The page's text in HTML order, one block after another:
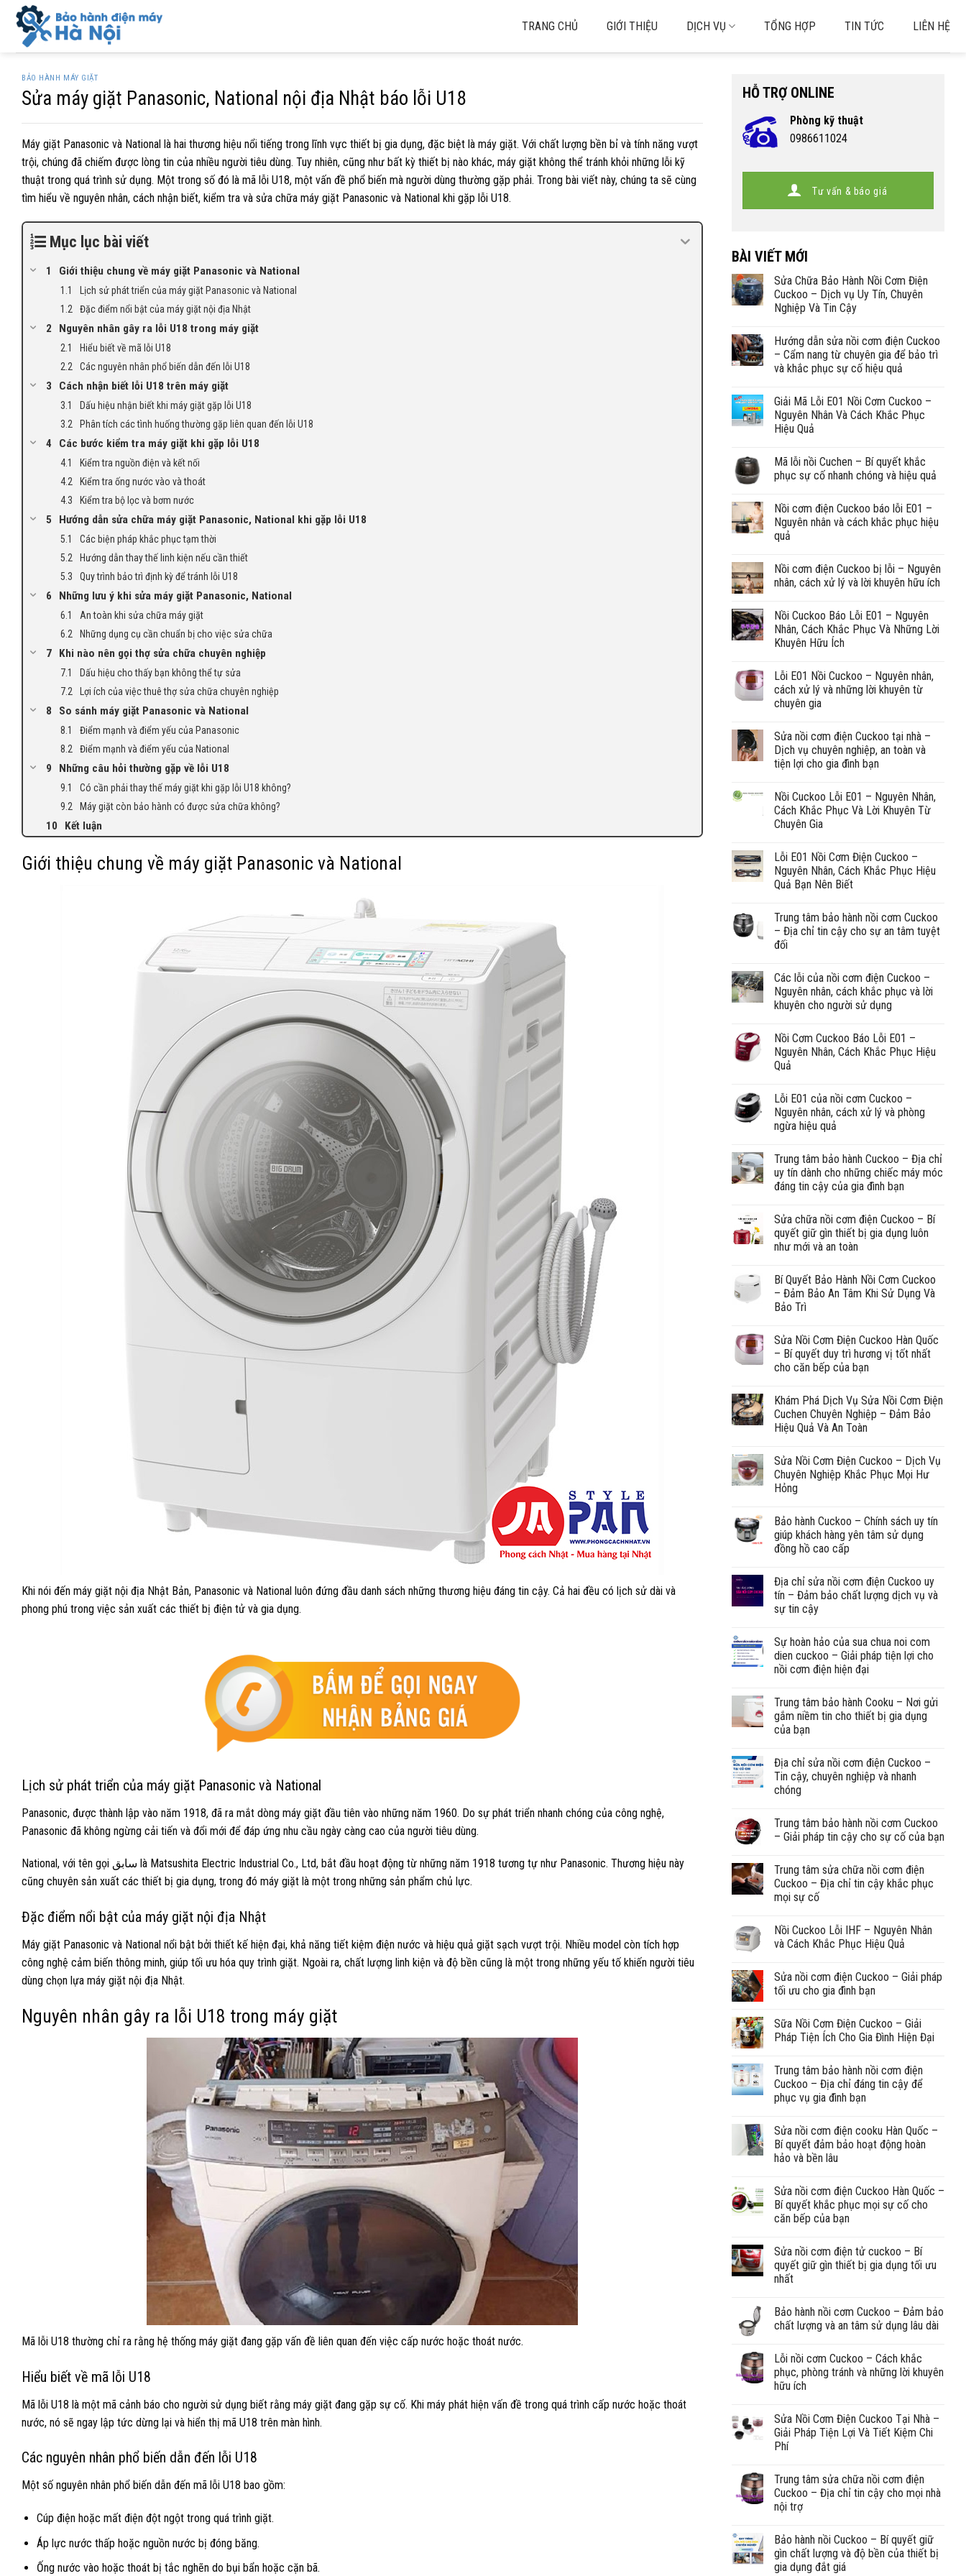
Skip
content
TRANG CHỦ GIỚI THIỆU DỊCH VỤ TỔNG HỢP TIN TỨC LIÊN HỆ
BẢO HÀNH MÁY GIẶT
Sửa máy giặt Panasonic, National nội địa Nhật báo lỗi U18
Máy giặt Panasonic và National là hai thương hiệu nổi tiếng trong lĩnh vực thiết bị gia dụng, đặc biệt là máy giặt. Với chất lượng bền bỉ và tính năng vượt
trội, chúng đã chiếm được lòng tin của nhiều người tiêu dùng. Tuy nhiên, cũng như bất kỳ thiết bị nào khác, máy giặt không thể tránh khỏi những lỗi kỹ
thuật trong quá trình sử dụng. Một trong số đó là mã lỗi U18, một vấn đề phổ biến mà người dùng thường gặp phải. Trong bài viết này, chúng ta sẽ cùng
tìm hiểu về nguyên nhân, cách nhận biết, kiểm tra và sửa chữa máy giặt Panasonic và National khi gặp lỗi U18.
Mục lục bài viết
Giới thiệu chung về máy giặt Panasonic và National
Lịch sử phát triển của máy giặt Panasonic và National
Đặc điểm nổi bật của máy giặt nội địa Nhật
Nguyên nhân gây ra lỗi U18 trong máy giặt
Hiểu biết về mã lỗi U18
Các nguyên nhân phổ biến dẫn đến lỗi U18
Cách nhận biết lỗi U18 trên máy giặt
Dấu hiệu nhận biết khi máy giặt gặp lỗi U18
Phân tích các tình huống thường gặp liên quan đến lỗi U18
Các bước kiểm tra máy giặt khi gặp lỗi U18
Kiểm tra nguồn điện và kết nối
Kiểm tra ống nước vào và thoát
Kiểm tra bộ lọc và bơm nước
Hướng dẫn sửa chữa máy giặt Panasonic, National khi gặp lỗi U18
Các biện pháp khắc phục tạm thời
Hướng dẫn thay thế linh kiện nếu cần thiết
Quy trình bảo trì định kỳ để tránh lỗi U18
Những lưu ý khi sửa máy giặt Panasonic, National
An toàn khi sửa chữa máy giặt
Những dụng cụ cần chuẩn bị cho việc sửa chữa
Khi nào nên gọi thợ sửa chữa chuyên nghiệp
Dấu hiệu cho thấy bạn không thể tự sửa
Lợi ích của việc thuê thợ sửa chữa chuyên nghiệp
So sánh máy giặt Panasonic và National
Điểm mạnh và điểm yếu của Panasonic
Điểm mạnh và điểm yếu của National
Những câu hỏi thường gặp về lỗi U18
Có cần phải thay thế máy giặt khi gặp lỗi U18 không?
Máy giặt còn bảo hành có được sửa chữa không?
Kết luận
Giới thiệu chung về máy giặt Panasonic và National
Khi nói đến máy giặt nội địa Nhật Bản, Panasonic và National luôn đứng đầu danh sách những thương hiệu đáng tin cậy. Cả hai đều có lịch sử dài và
phong phú trong việc sản xuất các thiết bị điện tử và gia dụng.
Lịch sử phát triển của máy giặt Panasonic và National
Panasonic, được thành lập vào năm 1918, đã ra mắt dòng máy giặt đầu tiên vào những năm 1960. Do sự phát triển nhanh chóng của công nghệ,
Panasonic đã không ngừng cải tiến và đổi mới để đáp ứng nhu cầu ngày càng cao của người tiêu dùng.
National, với tên gọi سابق là Matsushita Electric Industrial Co., Ltd, bắt đầu hoạt động từ những năm 1918 tương tự như Panasonic. Thương hiệu này
cũng chuyên sản xuất các thiết bị gia dụng, trong đó máy giặt là một trong những sản phẩm chủ lực.
Đặc điểm nổi bật của máy giặt nội địa Nhật
Máy giặt Panasonic và National nổi bật bởi thiết kế hiện đại, khả năng tiết kiệm điện nước và hiệu quả giặt sạch vượt trội. Nhiều model còn tích hợp
công nghệ cảm biến thông minh, giúp tối ưu hóa quy trình giặt. Ngoài ra, chất lượng linh kiện và độ bền cũng là một trong những yếu tố khiến người tiêu
dùng chọn lựa máy giặt nội địa Nhật.
Nguyên nhân gây ra lỗi U18 trong máy giặt
Mã lỗi U18 thường chỉ ra rằng hệ thống máy giặt đang gặp vấn đề liên quan đến việc cấp nước hoặc thoát nước.
Hiểu biết về mã lỗi U18
Mã lỗi U18 là một mã cảnh báo cho người sử dụng biết rằng máy giặt đang gặp sự cố. Khi máy phát hiện vấn đề trong quá trình cấp nước hoặc thoát
nước, nó sẽ ngay lập tức dừng lại và hiển thị mã U18 trên màn hình.
Các nguyên nhân phổ biến dẫn đến lỗi U18
Một số nguyên nhân phổ biến dẫn đến mã lỗi U18 bao gồm:
Cúp điện hoặc mất điện đột ngột trong quá trình giặt.
Áp lực nước thấp hoặc nguồn nước bị đóng băng.
Ống nước vào hoặc thoát bị tắc nghẽn do bụi bẩn hoặc cặn bã.
HỖ TRỢ ONLINE
Phòng kỹ thuật
0986611024
Tư vấn & báo giá
BÀI VIẾT MỚI
Sửa Chữa Bảo Hành Nồi Cơm Điện
Cuckoo – Dịch vụ Uy Tín, Chuyên
Nghiệp Và Tin Cậy
Hướng dẫn sửa nồi cơm điện Cuckoo
– Cẩm nang từ chuyên gia để bảo trì
và khắc phục sự cố hiệu quả
Giải Mã Lỗi E01 Nồi Cơm Cuckoo –
Nguyên Nhân Và Cách Khắc Phục
Hiệu Quả
Mã lỗi nồi Cuchen – Bí quyết khắc
phục sự cố nhanh chóng và hiệu quả
Nồi cơm điện Cuckoo báo lỗi E01 –
Nguyên nhân và cách khắc phục hiệu
quả
Nồi cơm điện Cuckoo bị lỗi – Nguyên
nhân, cách xử lý và lời khuyên hữu ích
Nồi Cuckoo Báo Lỗi E01 – Nguyên
Nhân, Cách Khắc Phục Và Những Lời
Khuyên Hữu Ích
Lỗi E01 Nồi Cuckoo – Nguyên nhân,
cách xử lý và những lời khuyên từ
chuyên gia
Sửa nồi cơm điện Cuckoo tại nhà –
Dịch vụ chuyên nghiệp, an toàn và
tiện lợi cho gia đình bạn
Nồi Cuckoo Lỗi E01 – Nguyên Nhân,
Cách Khắc Phục Và Lời Khuyên Từ
Chuyên Gia
Lỗi E01 Nồi Cơm Điện Cuckoo –
Nguyên Nhân, Cách Khắc Phục Hiệu
Quả Bạn Nên Biết
Trung tâm bảo hành nồi cơm Cuckoo
– Địa chỉ tin cậy cho sự an tâm tuyệt
đối
Các lỗi của nồi cơm điện Cuckoo –
Nguyên nhân, cách khắc phục và lời
khuyên cho người sử dụng
Nồi Cơm Cuckoo Báo Lỗi E01 –
Nguyên Nhân, Cách Khắc Phục Hiệu
Quả
Lỗi E01 của nồi cơm Cuckoo –
Nguyên nhân, cách xử lý và phòng
ngừa hiệu quả
Trung tâm bảo hành Cuckoo – Địa chỉ
uy tín dành cho những chiếc máy móc
đáng tin cậy của gia đình bạn
Sửa chữa nồi cơm điện Cuckoo – Bí
quyết giữ gìn thiết bị gia dụng luôn
như mới và an toàn
Bí Quyết Bảo Hành Nồi Cơm Cuckoo
– Đảm Bảo An Tâm Khi Sử Dụng Và
Bảo Trì
Sửa Nồi Cơm Điện Cuckoo Hàn Quốc
– Bí quyết duy trì hương vị tốt nhất
cho căn bếp của bạn
Khám Phá Dịch Vụ Sửa Nồi Cơm Điện
Cuchen Chuyên Nghiệp – Đảm Bảo
Hiệu Quả Và An Toàn
Sửa Nồi Cơm Điện Cuckoo – Dịch Vụ
Chuyên Nghiệp Khắc Phục Mọi Hư
Hỏng
Bảo hành Cuckoo – Chính sách uy tín
giúp khách hàng yên tâm sử dụng
đồng hồ cao cấp
Địa chỉ sửa nồi cơm điện Cuckoo uy
tín – Đảm bảo chất lượng dịch vụ và
sự tin cậy
Sự hoàn hảo của sua chua noi com
dien cuckoo – Giải pháp tiện lợi cho
nồi cơm điện hiện đại
Trung tâm bảo hành Cooku – Nơi gửi
gắm niềm tin cho thiết bị gia dụng
của bạn
Địa chỉ sửa nồi cơm điện Cuckoo –
Tin cậy, chuyên nghiệp và nhanh
chóng
Trung tâm bảo hành nồi cơm Cuckoo
– Giải pháp tin cậy cho sự cố của bạn
Trung tâm sửa chữa nồi cơm điện
Cuckoo – Địa chỉ tin cậy khắc phục
mọi sự cố
Nồi Cuckoo Lỗi IHF – Nguyên Nhân
và Cách Khắc Phục Hiệu Quả
Sửa nồi cơm điện Cuckoo – Giải pháp
tối ưu cho gia đình bạn
Sữa Nồi Cơm Điện Cuckoo – Giải
Pháp Tiện Ích Cho Gia Đình Hiện Đại
Trung tâm bảo hành nồi cơm điện
Cuckoo – Địa chỉ đáng tin cậy để
phục vụ gia đình bạn
Sửa nồi cơm điện cooku Hàn Quốc –
Bí quyết đảm bảo hoạt động hoàn
hảo và bền lâu
Sửa nồi cơm điện Cuckoo Hàn Quốc –
Bí quyết khắc phục mọi sự cố cho
căn bếp của bạn
Sửa nồi cơm điện tử cuckoo – Bí
quyết giữ gìn thiết bị gia dụng tối ưu
nhất
Bảo hành nồi cơm Cuckoo – Đảm bảo
chất lượng và an tâm sử dụng lâu dài
Lỗi nồi cơm Cuckoo – Cách khắc
phục, phòng tránh và những lời khuyên
hữu ích
Sửa Nồi Cơm Điện Cuckoo Tại Nhà –
Giải Pháp Tiện Lợi Và Tiết Kiệm Chi
Phí
Trung tâm sửa chữa nồi cơm điện
Cuckoo – Địa chỉ tin cậy cho mọi nhà
nội trợ
Bảo hành nồi Cuckoo – Bí quyết giữ
gìn chất lượng và độ bền của thiết bị
gia dụng đắt giá